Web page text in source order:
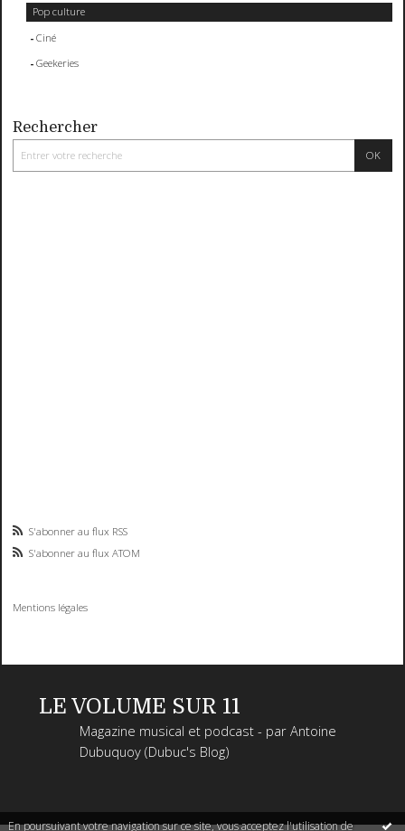
En poursuivant votre navigation sur ce site, vous acceptez l'utilisation de
Pop culture
Ciné
Geekeries
Rechercher
S'abonner au flux RSS
S'abonner au flux ATOM
Mentions légales
LE VOLUME SUR 11
Magazine musical et podcast - par Antoine
Dubuquoy (Dubuc's Blog)